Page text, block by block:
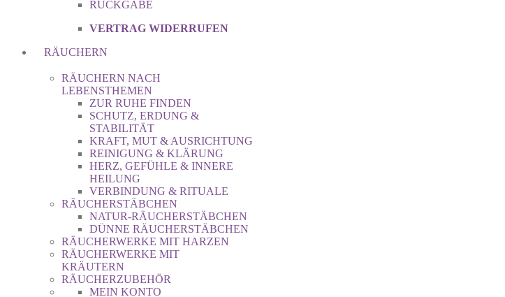
RÜCKGABE
VERTRAG WIDERRUFEN
RÄUCHERN
RÄUCHERN NACH
LEBENSTHEMEN
ZUR RUHE FINDEN
SCHUTZ, ERDUNG &
STABILITÄT
KRAFT, MUT & AUSRICHTUNG
REINIGUNG & KLÄRUNG
HERZ, GEFÜHLE & INNERE
HEILUNG
VERBINDUNG & RITUALE
RÄUCHERSTÄBCHEN
NATUR-RÄUCHERSTÄBCHEN
DÜNNE RÄUCHERSTÄBCHEN
RÄUCHERWERKE MIT HARZEN
RÄUCHERWERKE MIT
KRÄUTERN
RÄUCHERZUBEHÖR
MEIN KONTO